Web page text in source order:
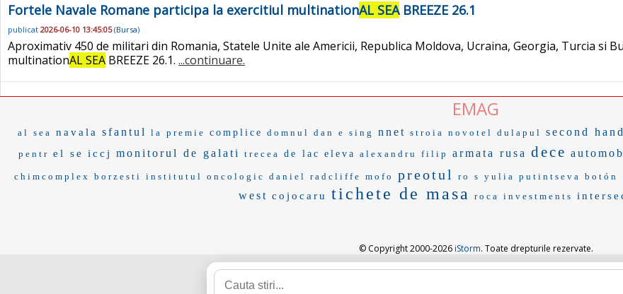
Fortele Navale Romane participa la exercitiul multinationAL SEABREEZE 26.1
publicat 2026-06-10 13:45:05(Bursa)
Aproximativ 450 de militari din Romania, Statele Unite ale Americii, Republica Moldova, Ucraina, Georgia, Turcia si
multinationAL SEA BREEZE 26.1. ...continuare.
EMAG
al sea navala sfantul la premie complice domnul dan e sing nnet stroia novotel dulapul second hand
pentr el se iccj monitorul de galati trecea de lac eleva alexandru filip armata rusa dece
chimcomplex borzesti institutul oncologic daniel radcliffe mofo preotul ro s yulia putintseva botón
west cojocaru tichete de masa roca investments
© Copyright 2000-2026iStorm. Toate drepturile rezervate.